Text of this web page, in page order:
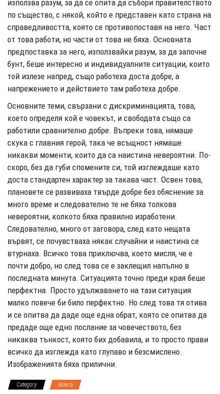
използва разум, за да се опита да събори правителството
по същество, с някой, който е представен като страна на
справедливостта, която се противопоставя на него. Част
от това работи, но части от това не бяха. Основната
предпоставка за него, използвайки разум, за да започне
бунт, беше интересно и индивидуалните ситуации, които
той излезе напред, също работеха доста добре, а
напрежението и действието там работеха добре.
Основните теми, свързани с дискриминацията, това,
което определя кой е човекът, и свободата също са
работили сравнително добре. Въпреки това, нямаше
скука с главния герой, така че всъщност нямаше
никакви моменти, които да са наистина невероятни. По-
скоро, без да губи спомените си, той изглеждаше като
доста стандартен характер за такава част. Освен това,
плановете се развиваха твърде добре без обяснение за
много време и следователно те не бяха толкова
невероятни, колкото бяха правилно изработени.
Следователно, много от заговора, след като нещата
вървят, се почувстваха някак случайни и наистина се
втурнаха. Всичко това приключва, което мисля, че е
почти добро, но след това се е заклещил напълно в
последната минута. Ситуацията точно преди края беше
перфектна. Просто удължаването на тази ситуация
малко повече би било перфектно. Но след това тя отива
и се опитва да даде още една обрат, която се опитва да
предаде още едно послание за човечеството, без
никаква тънкост, която бих добавила, и то просто прави
всичко да изглежда като глупаво и безсмислено.
Изображенията бяха прилични.
Category Манга